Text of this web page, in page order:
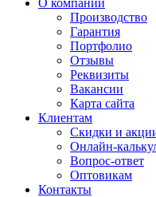
О компании
Производство
Гарантия
Портфолио
Отзывы
Реквизиты
Вакансии
Карта сайта
Клиентам
Скидки и
Онлайн-
Вопрос-ответ
Оптовикам
Контакты